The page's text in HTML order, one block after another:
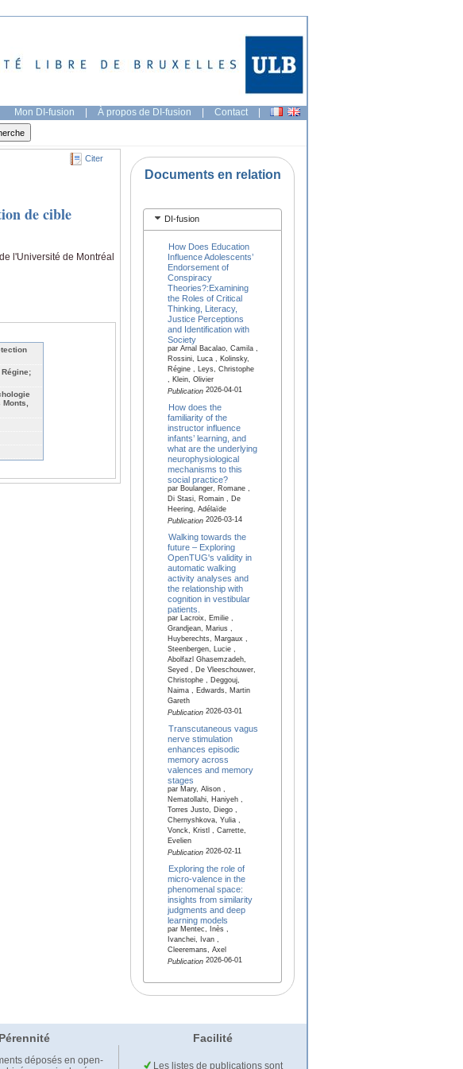
Mon DI-fusion | À propos de DI-fusion | Contact |
Citer
de cible
l'Université de Montréal
Documents en relation
DI-fusion
How Does Education
Influence Adolescents’
Endorsement of
Conspiracy
Theories?:Examining
the Roles of Critical
Thinking, Literacy,
Justice Perceptions
and Identification with
Society
par Arnal Bacalao, Camila ,
Rossini, Luca , Kolinsky,
Régine , Leys, Christophe
, Klein, Olivier
Publication2026-04-01
How does the
familiarity of the
instructor influence
infants’ learning, and
what are the underlying
neurophysiological
mechanisms to this
social practice?
par Boulanger, Romane ,
Di Stasi, Romain , De
Heering, Adélaïde
Publication2026-03-14
Walking towards the
future – Exploring
OpenTUG's validity in
automatic walking
activity analyses and
the relationship with
cognition in vestibular
patients.
par Lacroix, Emilie ,
Grandjean, Marius ,
Huyberechts, Margaux ,
Steenbergen, Lucie ,
Abolfazl Ghasemzadeh,
Seyed , De Vleeschouwer,
Christophe , Deggouj,
Naima , Edwards, Martin
Gareth
Publication2026-03-01
Transcutaneous vagus
nerve stimulation
enhances episodic
memory across
valences and memory
stages
par Mary, Alison ,
Nematollahi, Haniyeh ,
Torres Justo, Diego ,
Chernyshkova, Yulia ,
Vonck, Kristl , Carrette,
Evelien
Publication2026-02-11
Exploring the role of
micro-valence in the
phenomenal space:
insights from similarity
judgments and deep
learning models
par Mentec, Inès ,
Ivanchei, Ivan ,
Cleeremans, Axel
Publication2026-06-01
Pérennité Facilité
déposés en open-
Les listes de publications sont